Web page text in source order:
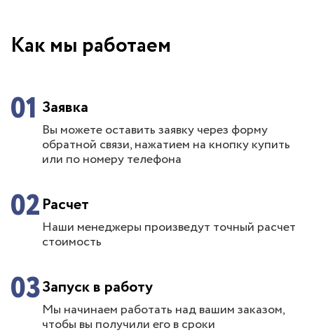
Как мы работаем
01 Заявка
Вы можете оставить заявку через форму
обратной связи, нажатием на кнопку купить
или по номеру телефона
02Расчет
Наши менеджеры произведут точный расчет
стоимость
03Запуск в работу
Мы начинаем работать над вашим заказом,
чтобы вы получили его в сроки